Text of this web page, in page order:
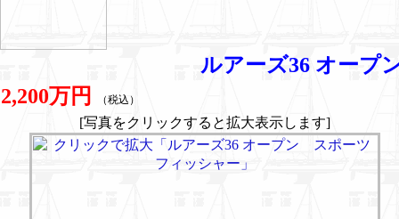
ルアーズ36 オー
2,200万円
（税込）
[写真をクリックすると拡大表示します]